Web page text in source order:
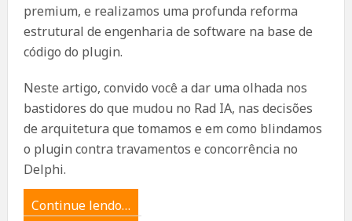
premium, e realizamos uma profunda reforma
estrutural de engenharia de software na base de
código do plugin.
Neste artigo, convido você a dar uma olhada nos
bastidores do que mudou no Rad IA, nas decisões
de arquitetura que tomamos e em como blindamos
o plugin contra travamentos e concorrência no
Delphi.
Continue lendo…